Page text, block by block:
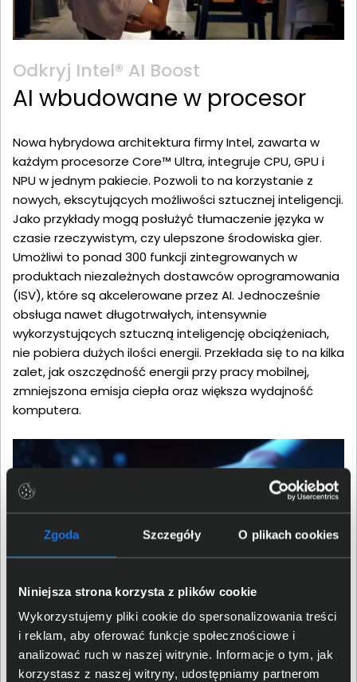
Zgoda Szczegóły O plikach cookies
Niniejsza strona korzysta z plików cookie
Wykorzystujemy pliki cookie do spersonalizowania treści
i reklam, aby oferować funkcje społecznościowe i
analizować ruch w naszej witrynie. Informacje o tym, jak
korzystasz z naszej witryny, udostępniamy partnerom
Odkryj Intel® AI Boost
AI wbudowane w procesor
Nowa hybrydowa architektura firmy Intel, zawarta w
każdym procesorze Core™ Ultra, integruje CPU, GPU i
NPU w jednym pakiecie. Pozwoli to na korzystanie z
nowych, ekscytujących możliwości sztucznej inteligencji.
Jako przykłady mogą posłużyć tłumaczenie języka w
czasie rzeczywistym, czy ulepszone środowiska gier.
Umożliwi to ponad 300 funkcji zintegrowanych w
produktach niezależnych dostawców oprogramowania
(ISV), które są akcelerowane przez AI. Jednocześnie
obsługa nawet długotrwałych, intensywnie
wykorzystujących sztuczną inteligencję obciążeniach,
nie pobiera dużych ilości energii. Przekłada się to na kilka
zalet, jak oszczędność energii przy pracy mobilnej,
zmniejszona emisja ciepła oraz większa wydajność
komputera.
Potencjał do rozwoju każdej